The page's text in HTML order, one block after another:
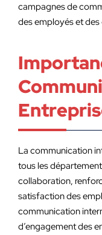
campagnes de
des employés et des
La communication
tous les
collaboration,
satisfaction des
communication
d’engagement des